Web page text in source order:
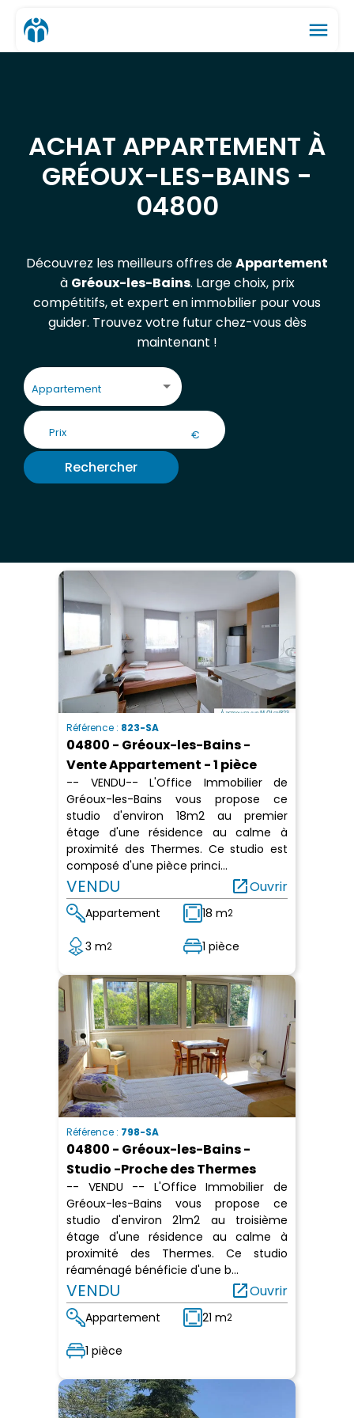
menu
ACHAT APPARTEMENT À
GRÉOUX-LES-BAINS -
04800
Découvrez les meilleurs offres deAppartement
à Gréoux-les-Bains. Large choix, prix
compétitifs, et expert en immobilier pour vous
guider. Trouvez votre futur chez-vous dès
maintenant !
Appartement
€
Rechercher
Référence : 823-SA
04800 - Gréoux-les-Bains -
Vente Appartement - 1 pièce
-- VENDU-- L'Office Immobilier de
Gréoux-les-Bains vous propose ce
studio d'environ 18m2 au premier
étage d'une résidence au calme à
proximité des Thermes. Ce studio est
composé d'une pièce princi...
VENDU open_in_newOuvrir
Appartement 18 m2
3 m2 1 pièce
Référence : 798-SA
04800 - Gréoux-les-Bains -
Studio -Proche des Thermes
-- VENDU -- L'Office Immobilier de
Gréoux-les-Bains vous propose ce
studio d'environ 21m2 au troisième
étage d'une résidence au calme à
proximité des Thermes. Ce studio
réaménagé bénéficie d'une b...
VENDU open_in_newOuvrir
Appartement 21 m2
1 pièce